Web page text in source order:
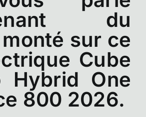
du
sur ce
Cube
Hybrid One
800 2026.